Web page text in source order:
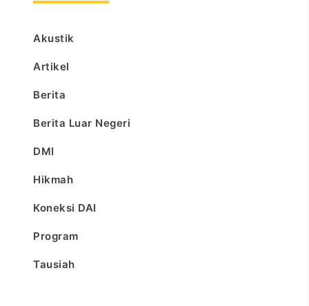
Akustik
Artikel
Berita
Berita Luar Negeri
DMI
Hikmah
Koneksi DAI
Program
Tausiah